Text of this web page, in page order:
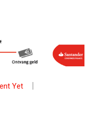
Yet